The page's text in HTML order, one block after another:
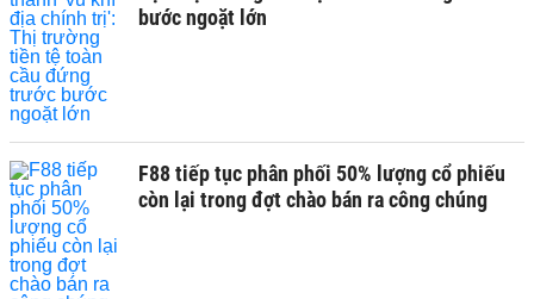
bước ngoặt lớn
F88 tiếp tục phân phối 50% lượng cổ phiếu
còn lại trong đợt chào bán ra công chúng